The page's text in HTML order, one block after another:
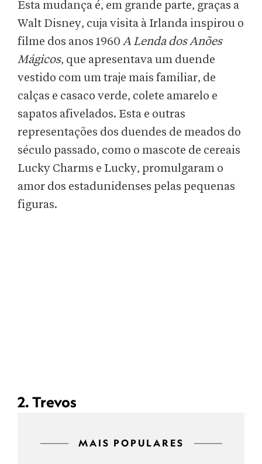
Esta mudança é, em grande parte, graças a
Walt Disney, cuja visita à Irlanda inspirou o
filme dos anos 1960 A Lenda dos Anões
Mágicos, que apresentava um duende
vestido com um traje mais familiar, de
calças e casaco verde, colete amarelo e
sapatos afivelados. Esta e outras
representações dos duendes de meados do
século passado, como o mascote de cereais
Lucky Charms e Lucky, promulgaram o
amor dos estadunidenses pelas pequenas
figuras.
2. Trevos
MAIS POPULARES